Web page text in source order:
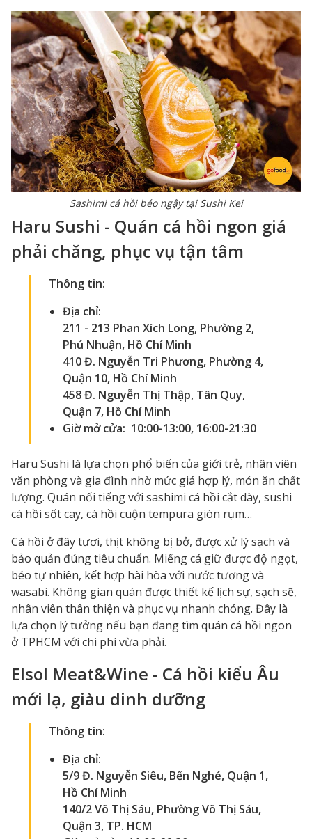
Sashimi cá hồi béo ngậy tại Sushi Kei
Haru Sushi - Quán cá hồi ngon giá
phải chăng, phục vụ tận tâm
Thông tin:
Địa chỉ:
211 - 213 Phan Xích Long, Phường 2,
Phú Nhuận, Hồ Chí Minh
410 Đ. Nguyễn Tri Phương, Phường 4,
Quận 10, Hồ Chí Minh
458 Đ. Nguyễn Thị Thập, Tân Quy,
Quận 7, Hồ Chí Minh
Giờ mở cửa: 10:00-13:00, 16:00-21:30
Haru Sushi là lựa chọn phổ biến của giới trẻ, nhân viên
văn phòng và gia đình nhờ mức giá hợp lý, món ăn chất
lượng. Quán nổi tiếng với sashimi cá hồi cắt dày, sushi
cá hồi sốt cay, cá hồi cuộn tempura giòn rụm…
Cá hồi ở đây tươi, thịt không bị bở, được xử lý sạch và
bảo quản đúng tiêu chuẩn. Miếng cá giữ được độ ngọt,
béo tự nhiên, kết hợp hài hòa với nước tương và
wasabi. Không gian quán được thiết kế lịch sự, sạch sẽ,
nhân viên thân thiện và phục vụ nhanh chóng. Đây là
lựa chọn lý tưởng nếu bạn đang tìm quán cá hồi ngon
ở TPHCM với chi phí vừa phải.
Elsol Meat&Wine - Cá hồi kiểu Âu
mới lạ, giàu dinh dưỡng
Thông tin:
Địa chỉ:
5/9 Đ. Nguyễn Siêu, Bến Nghé, Quận 1,
Hồ Chí Minh
140/2 Võ Thị Sáu, Phường Võ Thị Sáu,
Quận 3, TP. HCM